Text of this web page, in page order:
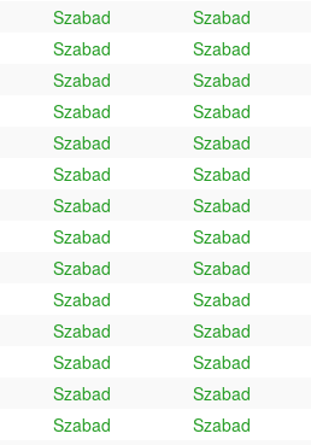
Szabad Szabad
Szabad Szabad
Szabad Szabad
Szabad Szabad
Szabad Szabad
Szabad Szabad
Szabad Szabad
Szabad Szabad
Szabad Szabad
Szabad Szabad
Szabad Szabad
Szabad Szabad
Szabad Szabad
Szabad Szabad